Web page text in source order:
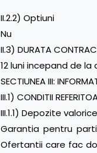
II.2.2) Optiuni
Nu
II.3) DURATA
12 luni incepand de
SECTIUNEA III:
III.1) CONDITII
III.1.1) Depozite
Garantia pentru
Ofertantii care fac